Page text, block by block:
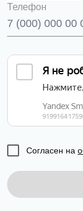
Телефон
Согласен на